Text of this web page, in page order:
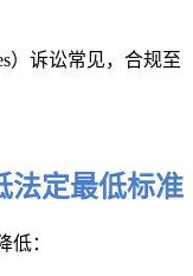
）诉讼常见，合规至
法定最低标准
低：